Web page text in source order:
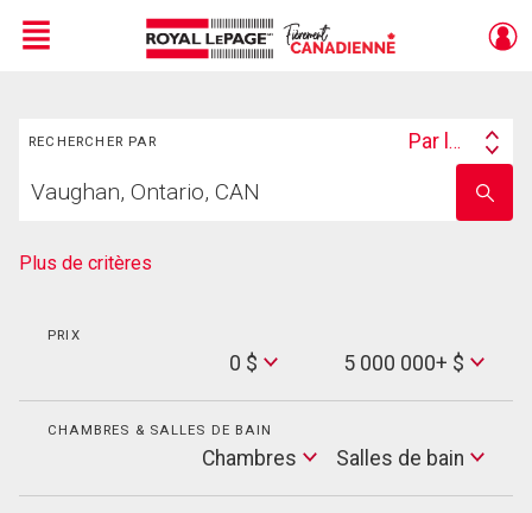
Menu
RECHERCHER PAR
Search
Par lieu
votre
nom
Plus de critères
PRIX
0 $
Max
Price
5 000 000+ $
CHAMBRES & SALLES DE BAIN
Chambres
Salles
de
Salles de bain